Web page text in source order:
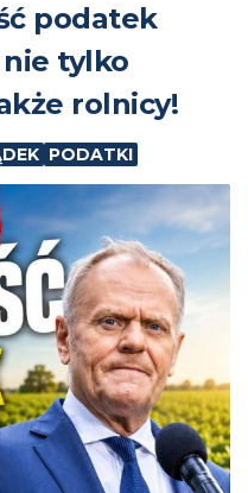
podatek
tylko
rolnicy!
PODATKI